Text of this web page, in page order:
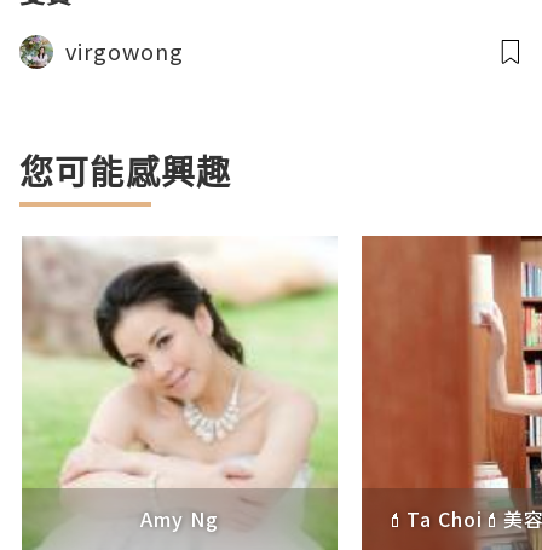
virgowong
您可能感興趣
Amy Ng 💄Ta Choi💄美